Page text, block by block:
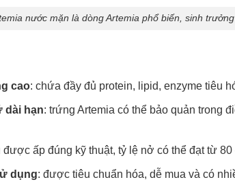
nước mặn là dòng Artemia phổ biến, sinh
cao: chứa đầy đủ protein, lipid, enzyme tiêu
dài hạn: trứng Artemia có thể bảo quản trong
được ấp đúng kỹ thuật, tỷ lệ nở có thể đạt từ 80
dụng: được tiêu chuẩn hóa, dễ mua và có